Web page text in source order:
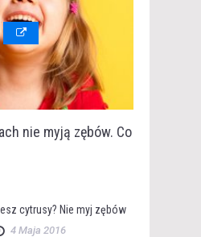
nie myją zębów. Co
cytrusy? Nie myj zębów
4 Maja 2016